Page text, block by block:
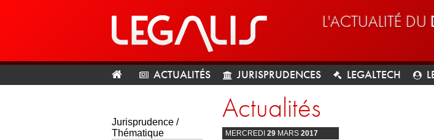
L'ACTUALITÉ DU
ACTUALITÉS JURISPRUDENCES LEGALTECH
Jurisprudence /
Thématique
Actualités
MERCREDI 29 MARS 2017